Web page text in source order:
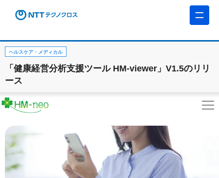
ヘルスケア・メディカル
「健康経営分析支援ツール HM-viewer」V1.5のリリ
ース